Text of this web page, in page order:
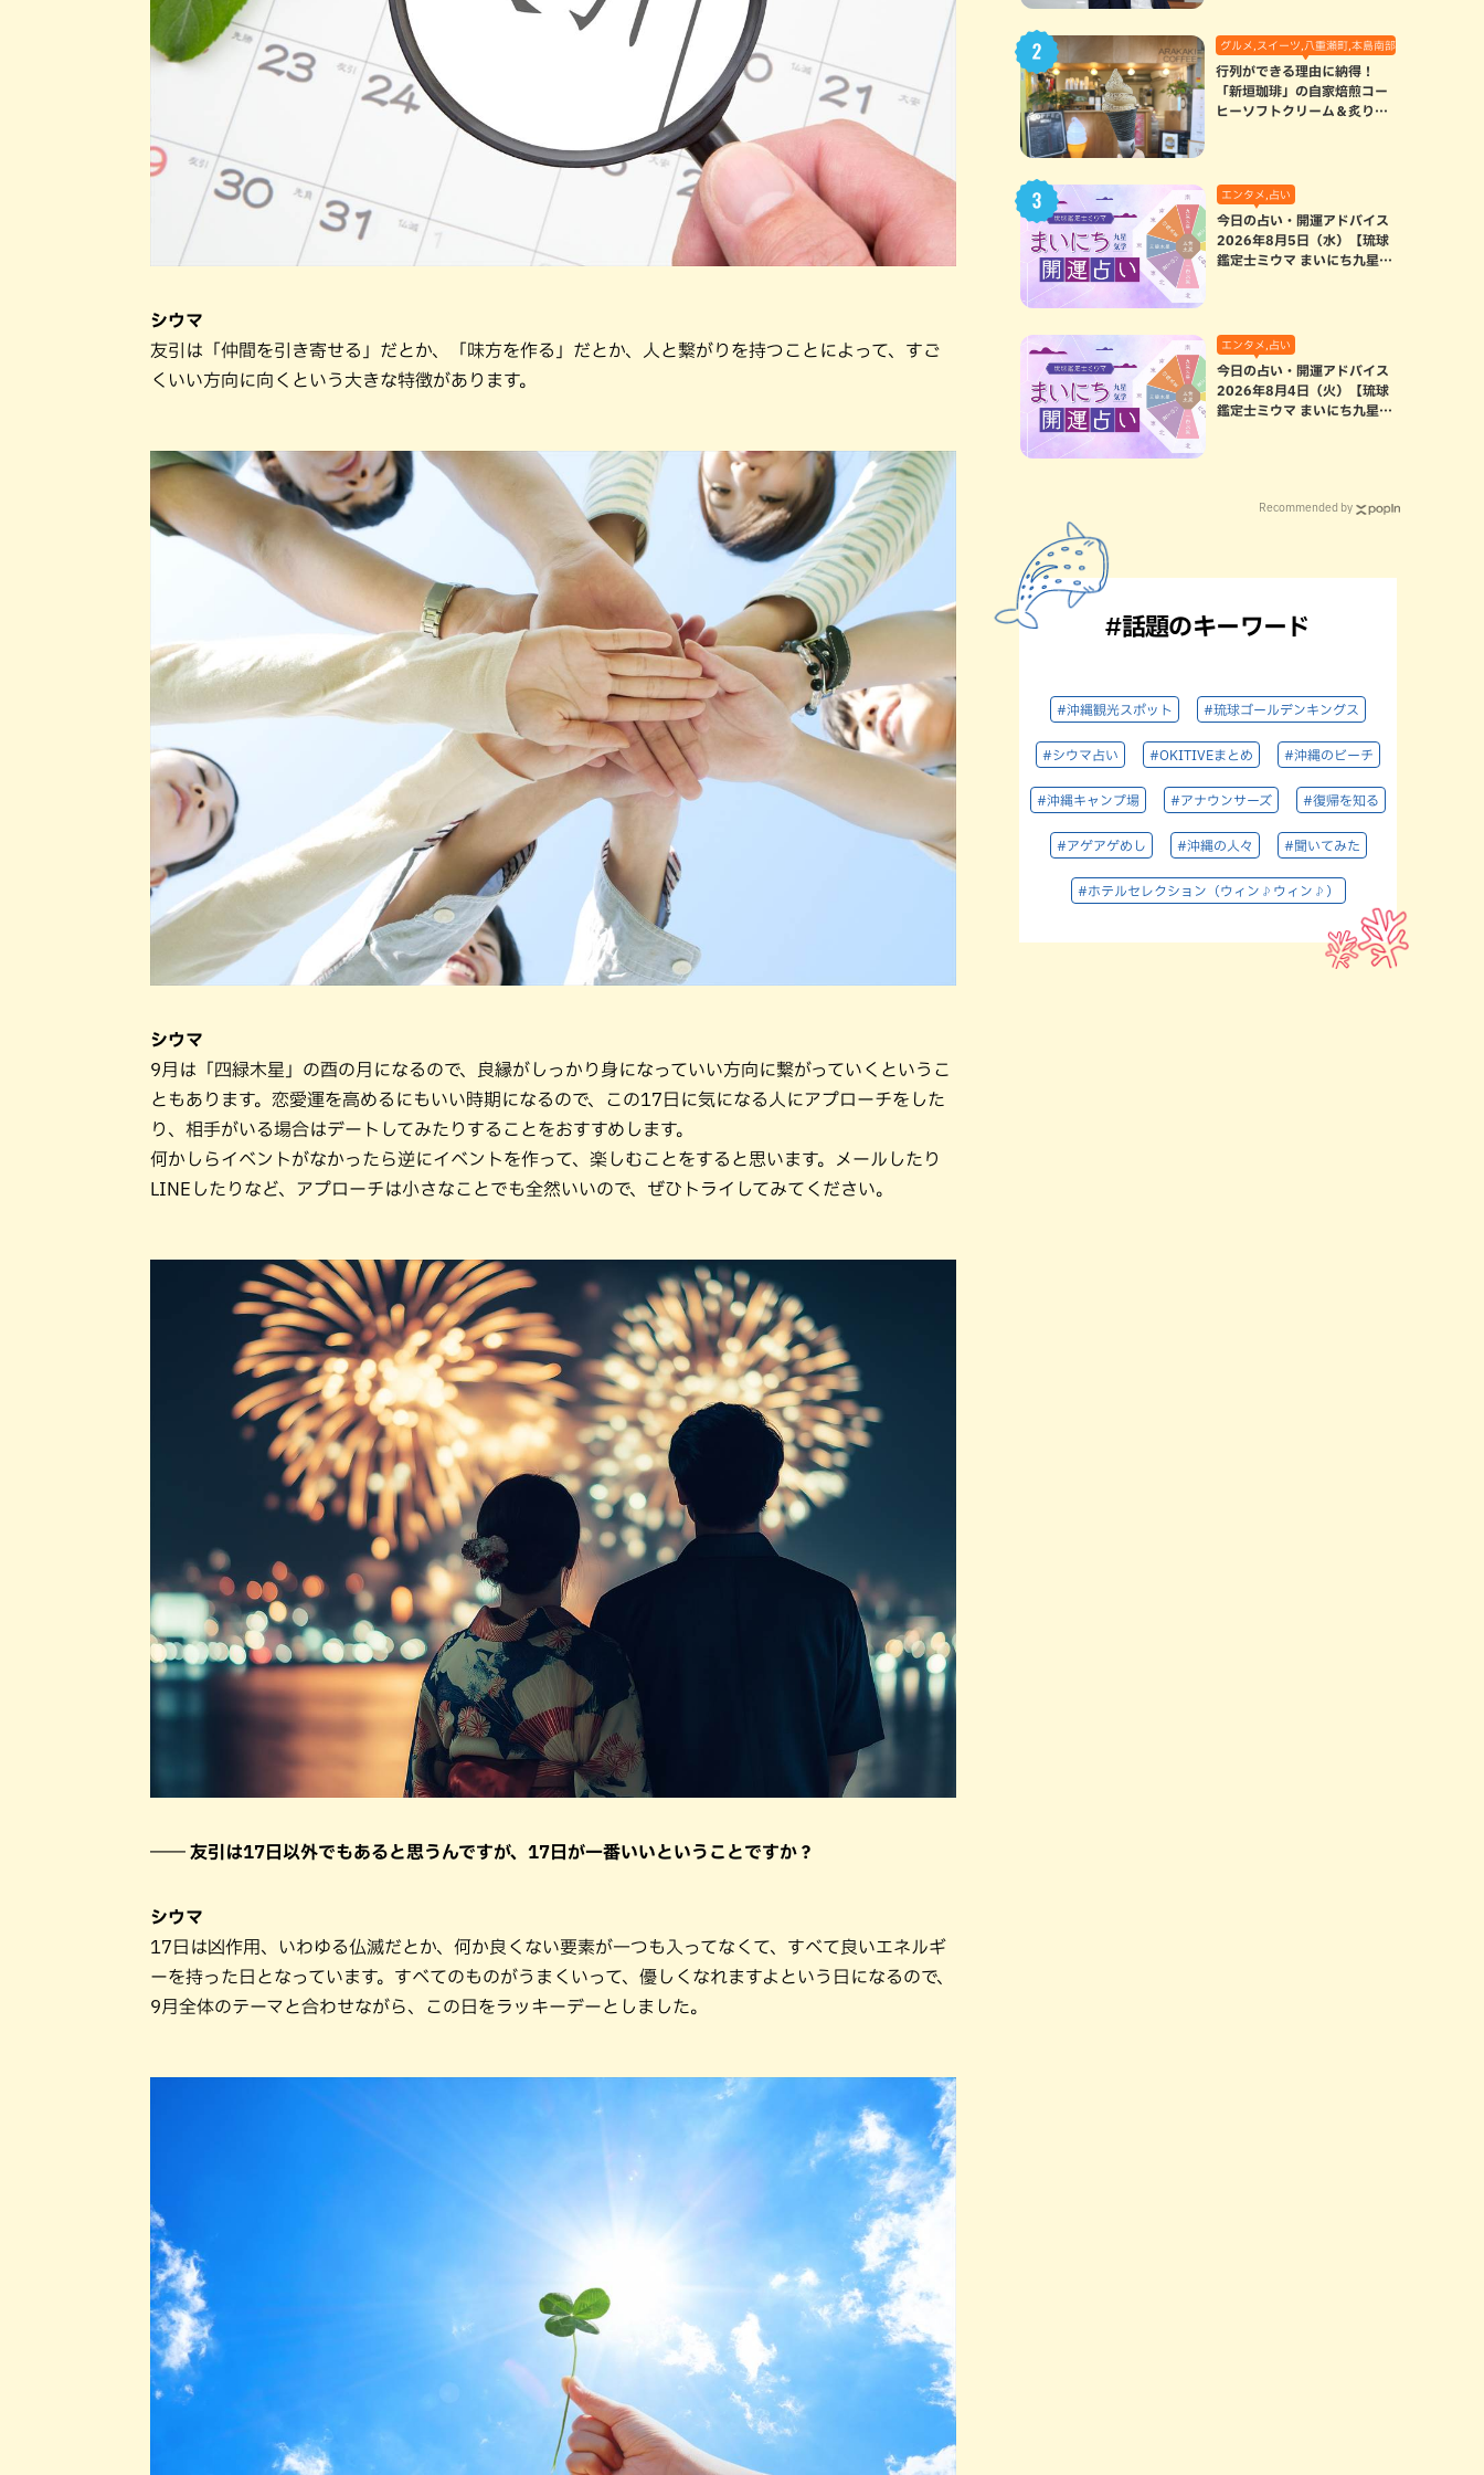
シウマ
友引は「仲間を引き寄せる」だとか、「味方を作る」だとか、人と繋がりを持つことによって、すご
くいい方向に向くという大きな特徴があります。
シウマ
9月は「四緑木星」の酉の月になるので、良縁がしっかり身になっていい方向に繋がっていくというこ
ともあります。恋愛運を高めるにもいい時期になるので、この17日に気になる人にアプローチをした
り、相手がいる場合はデートしてみたりすることをおすすめします。
何かしらイベントがなかったら逆にイベントを作って、楽しむことをすると思います。メールしたり
LINEしたりなど、アプローチは小さなことでも全然いいので、ぜひトライしてみてください。
―― 友引は17日以外でもあると思うんですが、17日が一番いいということですか？
シウマ
17日は凶作用、いわゆる仏滅だとか、何か良くない要素が一つも入ってなくて、すべて良いエネルギ
ーを持った日となっています。すべてのものがうまくいって、優しくなれますよという日になるので、
9月全体のテーマと合わせながら、この日をラッキーデーとしました。
グルメ,スイーツ,八重瀬町,本島南部
行列ができる理由に納得！
「新垣珈琲」の自家焙煎コー
ヒーソフトクリーム＆炙りマ
エンタメ,占い
今日の占い・開運アドバイス
2026年8月5日（水）【琉球
鑑定士ミウマ まいにち九星気
エンタメ,占い
今日の占い・開運アドバイス
2026年8月4日（火）【琉球
鑑定士ミウマ まいにち九星気
Recommended by
#話題のキーワード
#沖縄観光スポット #琉球ゴールデンキングス
#シウマ占い #OKITIVEまとめ #沖縄のビーチ
#沖縄キャンプ場 #アナウンサーズ #復帰を知る
#アゲアゲめし #沖縄の人々 #聞いてみた
#ホテルセレクション（ウィン♪ウィン♪）